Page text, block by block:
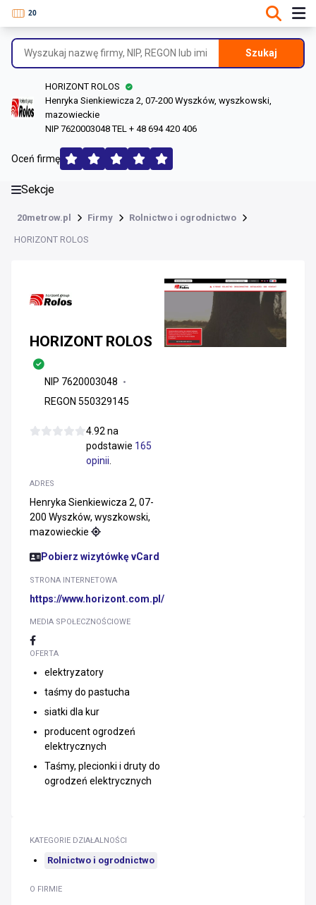
Szukaj
HORIZONT ROLOS
Henryka Sienkiewicza 2, 07-200 Wyszków, wyszkowski,
mazowieckie
NIP 7620003048 TEL + 48 694 420 406
Oceń firmę
Sekcje
20metrow.pl Firmy Rolnictwo i ogrodnictwo
HORIZONT ROLOS
Informacje o firmie
Dane rejestrowe
Lokalizacje
Opinie (165)
HORIZONT ROLOS
NIP 7620003048
REGON 550329145
4.92 na
podstawie 165
opinii
ADRES
Henryka Sienkiewicza 2, 07-
200 Wyszków, wyszkowski,
mazowieckie
Pobierz wizytówkę vCard
STRONA INTERNETOWA
https://www.horizont.com.pl/
MEDIA SPOŁECZNOŚCIOWE
OFERTA
elektryzatory
taśmy do pastucha
siatki dla kur
producent ogrodzeń
elektrycznych
Taśmy, plecionki i druty do
ogrodzeń elektrycznych
O FIRMIE
KATEGORIE DZIAŁALNOŚCI
Rolnictwo i ogrodnictwo